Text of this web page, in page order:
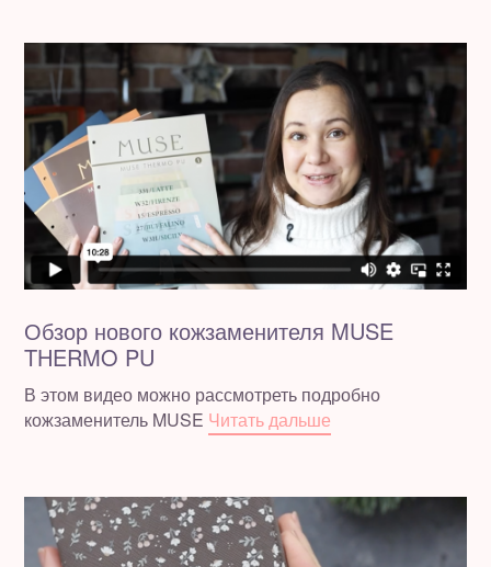
Обзор нового кожзаменителя MUSE
THERMO PU
В этом видео можно рассмотреть подробно
кожзаменитель MUSE Читать дальше